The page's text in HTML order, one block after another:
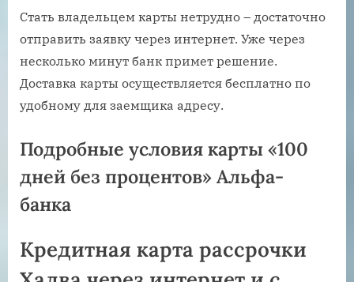
Стать владельцем карты нетрудно – достаточно
отправить заявку через интернет. Уже через
несколько минут банк примет решение.
Доставка карты осуществляется бесплатно по
удобному для заемщика адресу.
Подробные условия карты «100
дней без процентов» Альфа-
банка
Кредитная карта рассрочки